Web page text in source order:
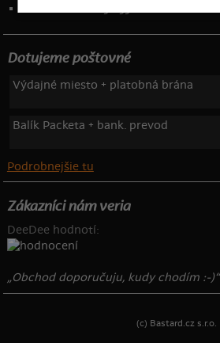
Dotujeme poštovné
Výdajné miesto + platobná brána
Balík Packeta + bank. prevod
Podrobnejšie tu
Zákazníci nám veria
DeeDee hodnotí:
„Obchod doporučuju, kudy chodím :-)“
(c) Bastard.cz s.r.o.